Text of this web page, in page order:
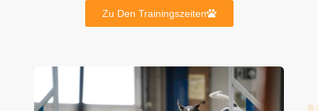
Zu Den Trainingszeiten